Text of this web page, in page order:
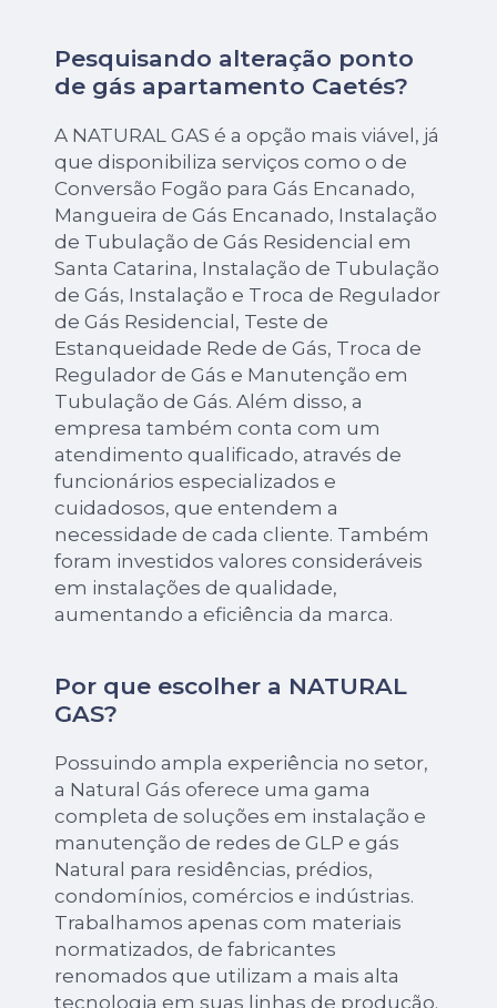
Pesquisando alteração ponto
de gás apartamento Caetés?
A NATURAL GAS é a opção mais viável, já
que disponibiliza serviços como o de
Conversão Fogão para Gás Encanado,
Mangueira de Gás Encanado, Instalação
de Tubulação de Gás Residencial em
Santa Catarina, Instalação de Tubulação
de Gás, Instalação e Troca de Regulador
de Gás Residencial, Teste de
Estanqueidade Rede de Gás, Troca de
Regulador de Gás e Manutenção em
Tubulação de Gás. Além disso, a
empresa também conta com um
atendimento qualificado, através de
funcionários especializados e
cuidadosos, que entendem a
necessidade de cada cliente. Também
foram investidos valores consideráveis
em instalações de qualidade,
aumentando a eficiência da marca.
Por que escolher a NATURAL
GAS?
Possuindo ampla experiência no setor,
a Natural Gás oferece uma gama
completa de soluções em instalação e
manutenção de redes de GLP e gás
Natural para residências, prédios,
condomínios, comércios e indústrias.
Trabalhamos apenas com materiais
normatizados, de fabricantes
renomados que utilizam a mais alta
tecnologia em suas linhas de produção.